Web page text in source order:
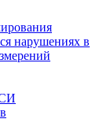
нарушениях в